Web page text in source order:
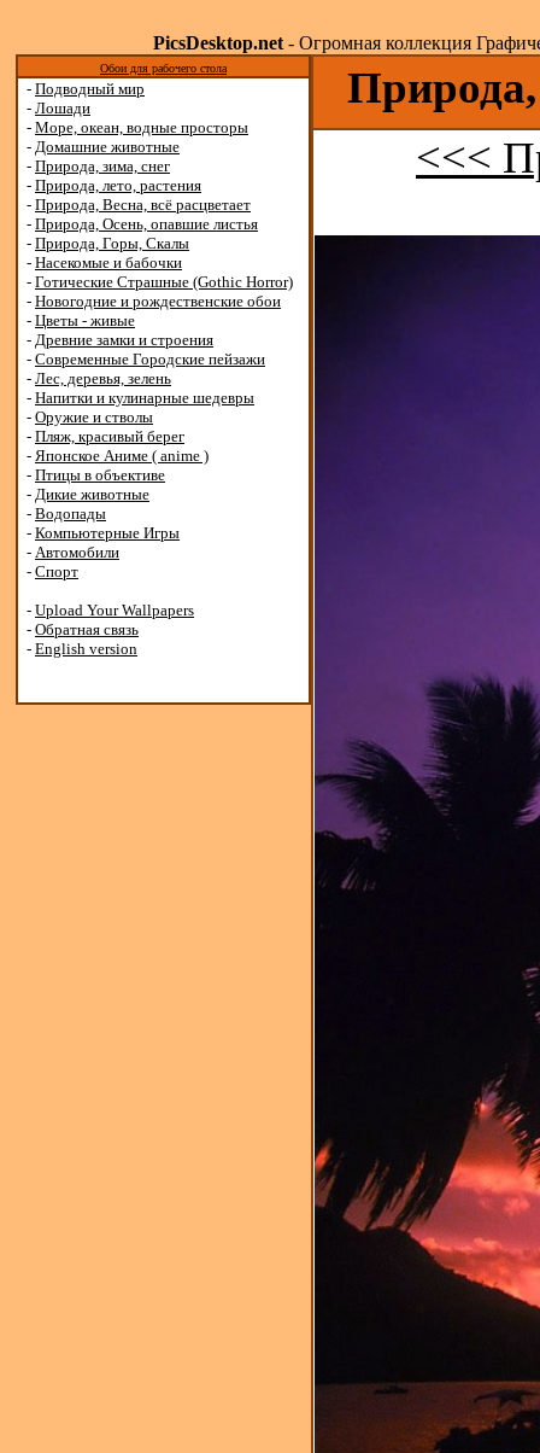
PicsDesktop.net- Огромная коллекция
Обои для рабочего стола
- Подводный мир
- Лошади
- Море, океан, водные просторы
- Домашние животные
- Природа, зима, снег
- Природа, лето, растения
- Природа, Весна, всё расцветает
- Природа, Осень, опавшие листья
- Природа, Горы, Скалы
- Насекомые и бабочки
- Готические Страшные (Gothic Horror)
- Новогодние и рождественские обои
- Цветы - живые
- Древние замки и строения
- Современные Городские пейзажи
- Лес, деревья, зелень
- Напитки и кулинарные шедевры
- Оружие и стволы
- Пляж, красивый берег
- Японское Аниме ( anime )
- Птицы в объективе
- Дикие животные
- Водопады
- Компьютерные Игры
- Автомобили
- Спорт
- Upload Your Wallpapers
- Обратная связь
- English version
Природа,
<<<